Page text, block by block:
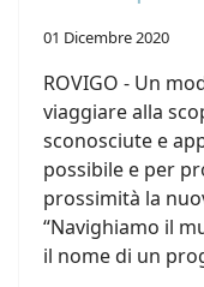
01 Dicembre 2020
ROVIGO - Un
viaggiare alla
sconosciute e
possibile e per
prossimità la
“Navighiamo il
il nome di un